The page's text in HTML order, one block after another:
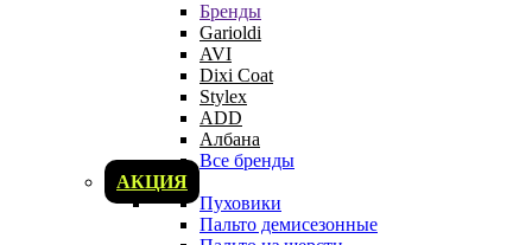
Бренды
Garioldi
AVI
Dixi Coat
Stylex
ADD
Албана
Все бренды
АКЦИЯ
Пуховики
Пальто демисезонные